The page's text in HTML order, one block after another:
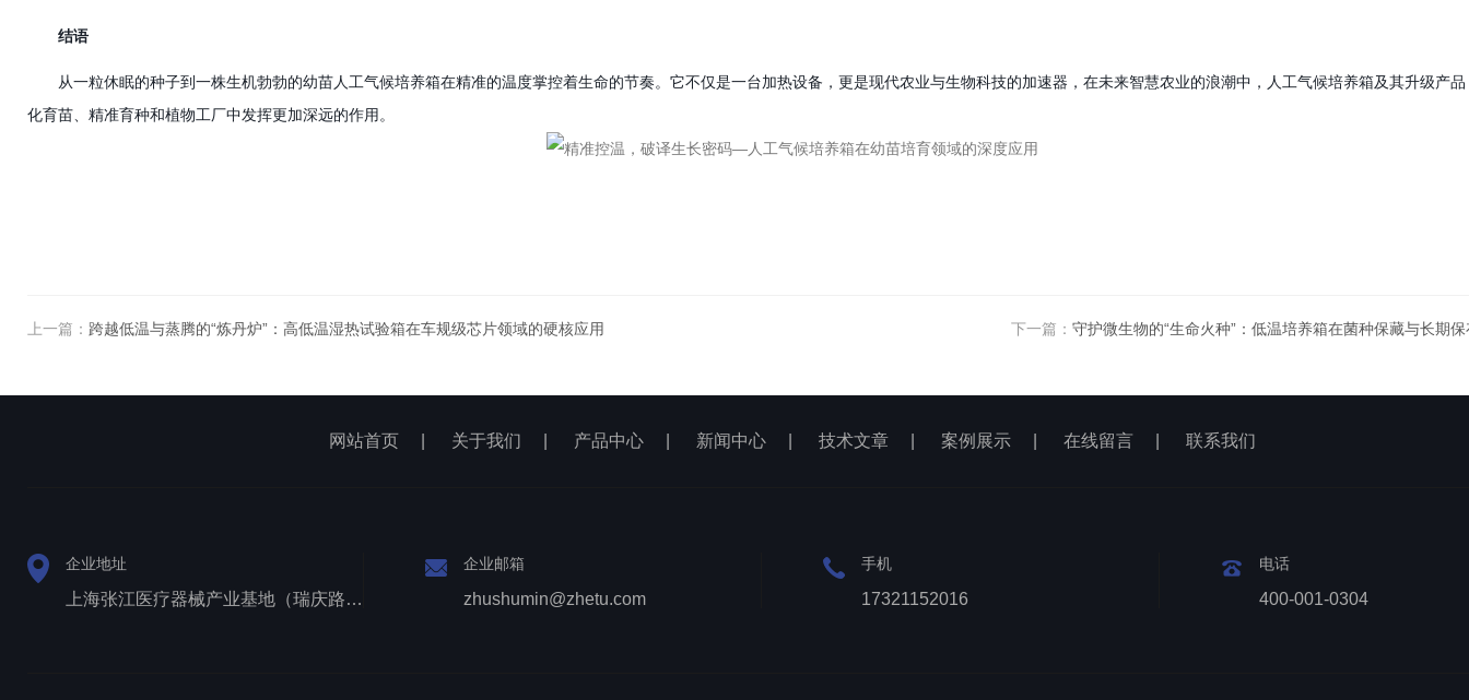
结语
从一粒休眠的种子到一株生机勃勃的幼苗人工气候培养箱在精准的温度掌控着生命的节奏。它不仅是一台加热设备，更是现代农业与生物科技的加速器 ， 在未来智慧农业的浪潮中， 人工气候培养箱及其升级产
化育苗、精准育种和植物工厂中发挥更加深远的作用。
上一篇： 跨越低温与蒸腾的“炼丹炉”：高低温湿热试验箱在车规级芯片领域的硬核应用 下一篇： 守护微生物的“生命火种”：低温培养箱在菌种保藏与长期
网站首页 关于我们 产品中心 新闻中心 技术文章 案例展示 在线留言 联系我们
企业地址
上海张江医疗器械产业基地（瑞庆路528号）
企业邮箱
zhushumin@zhetu.com
手机
17321152016
电话
400-001-0304